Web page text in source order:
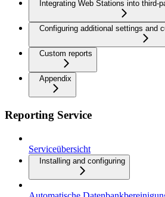
Integrating Web Stations into third-
Configuring additional settings and
Custom reports
Appendix
Reporting Service
Serviceübersicht
Installing and configuring